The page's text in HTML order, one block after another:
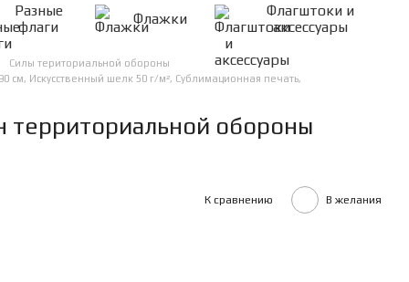
Разные
флаги
Флажки
Флагштоки и
аксессуары
Силы териториальной обороны
см, Искусственный шелк 50 г/м², Сублимационная печать,
территориальной обороны
К сравнению В желания